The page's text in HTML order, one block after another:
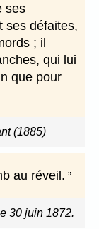
ses
ses défaites,
; il
qui lui
que pour
(1885)
au réveil.
30 juin 1872.